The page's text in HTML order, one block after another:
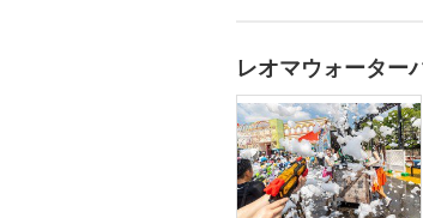
レオマウォーター